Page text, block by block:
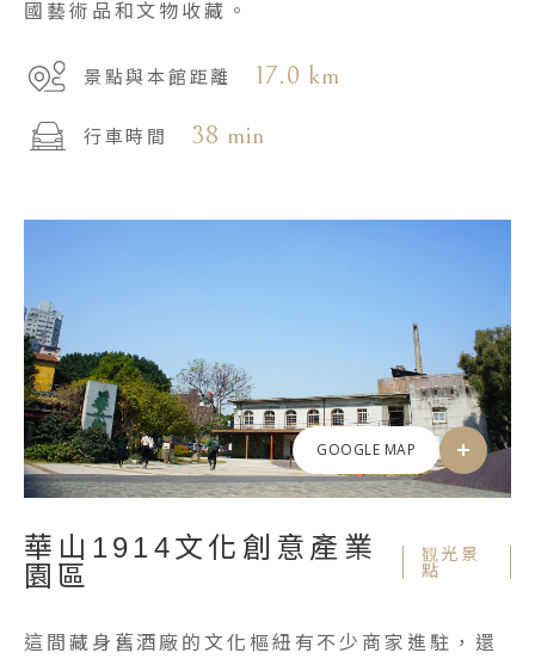
國藝術品和文物收藏。
景點與本館距離 17.0 km
行車時間 38 min
GOOGLE MAP
華山1914文化創意產業
園區
観光景
點
這間藏身舊酒廠的文化樞紐有不少商家進駐，還